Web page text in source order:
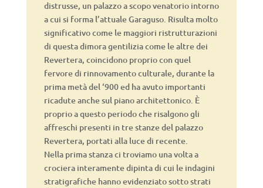
distrusse, un palazzo a scopo venatorio intorno
a cui si forma l’attuale Garaguso. Risulta molto
significativo come le maggiori ristrutturazioni
di questa dimora gentilizia come le altre dei
Revertera, coincidono proprio con quel
fervore di rinnovamento culturale, durante la
prima metà del ‘900 ed ha avuto importanti
ricadute anche sul piano architettonico. È
proprio a questo periodo che risalgono gli
affreschi presenti in tre stanze del palazzo
Revertera, portati alla luce di recente.
Nella prima stanza ci troviamo una volta a
crociera interamente dipinta di cui le indagini
stratigrafiche hanno evidenziato sotto strati